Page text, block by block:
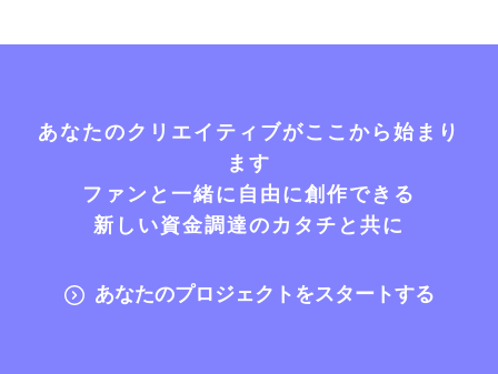
あなたのクリエイティブがここから始まり
ます
ファンと一緒に自由に創作できる
新しい資金調達のカタチと共に
あなたのプロジェクトをスタートする